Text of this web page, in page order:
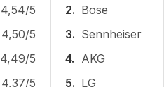
4,54/5
4,50/5
4,49/5
4,37/5
2. Bose
3. Sennheiser
4. AKG
5. LG